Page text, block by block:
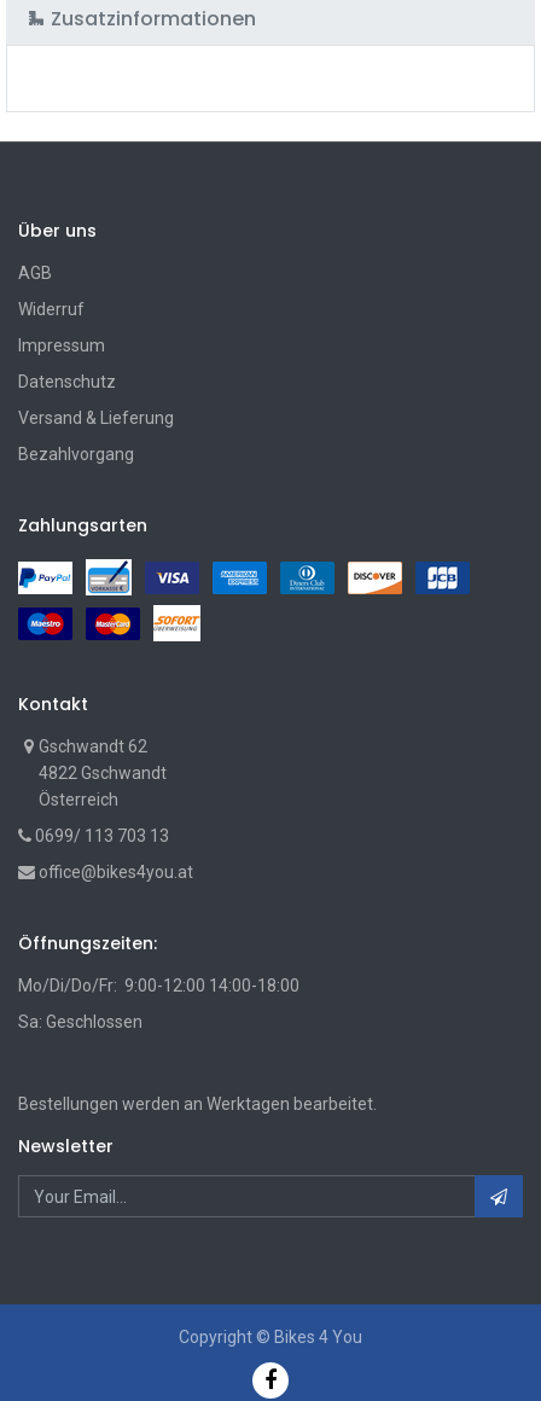
Zusatzinformationen
Über uns
AGB
Widerruf
Impressum
Datenschutz
Versand & Lieferung
Bezahlvorgang
Zahlungsarten
Kontakt
Gschwandt 62
4822 Gschwandt
Österreich
0699/ 113 703 13
office@bikes4you.at
Öffnungszeiten:
Mo/Di/Do/Fr: 9:00-12:00 14:00-18:00
Sa: Geschlossen
Bestellungen werden an Werktagen bearbeitet.
Newsletter
Copyright © Bikes 4 You